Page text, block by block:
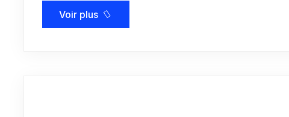
Voir plus